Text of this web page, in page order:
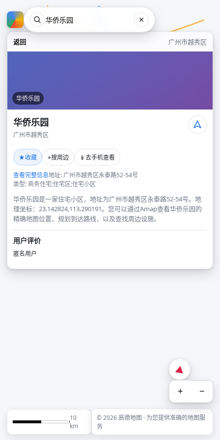
返回 广州市越秀区
华侨乐园
华侨乐园
广州市越秀区
★收藏 ⌖搜周边 📱 去手机查看
查看完整信息地址: 广州市越秀区永泰路52-54号
类型: 商务住宅;住宅区;住宅小区
华侨乐园是一家住宅小区，地址为广州市越秀区永泰路52-54号。地
理坐标：23.142824,113.290191。您可以通过Amap查看华侨乐园的
精确地图位置、规划到达路线，以及查找周边设施。
用户评价
匿名用户
+ −
10
km
© 2026 高德地图 · 为您提供准确的地图服
务